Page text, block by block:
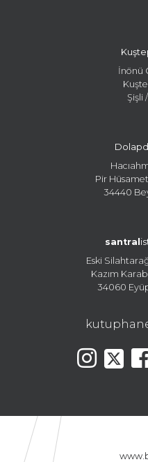
İnönü
Şişli
Pir
34440
santral
Eski
Kazım
34060